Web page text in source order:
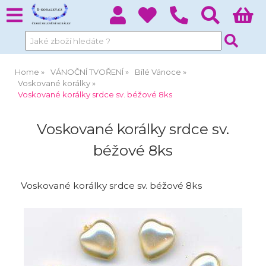
Home VÁNOČNÍ TVOŘENÍ
Bílé Vánoce
Voskované korálky
Voskované korálky srdce sv. béžové 8ks
Voskované korálky srdce sv.
béžové 8ks
Voskované korálky srdce sv. béžové 8ks